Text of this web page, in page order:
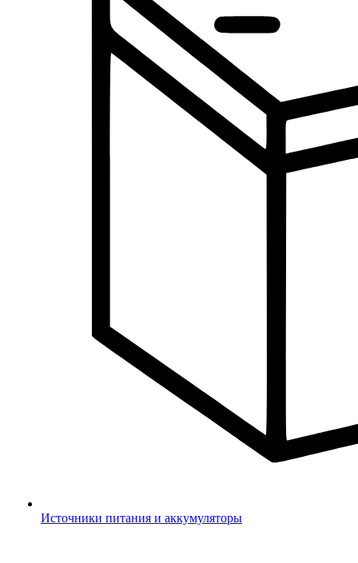
Источники питания и аккумуляторы